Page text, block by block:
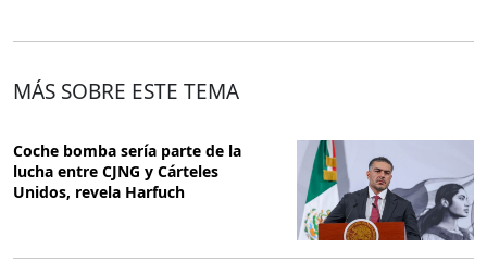
MÁS SOBRE ESTE TEMA
Coche bomba sería parte de la
lucha entre CJNG y Cárteles
Unidos, revela Harfuch